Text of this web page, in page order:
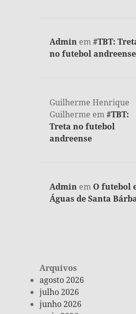
Admin em#TBT:
no futebol andreense
Guilherme Henrique
Guilherme em#TBT:
Treta no futebol
andreense
Admin em O futebol
Águas de Santa
Arquivos
agosto 2026
julho 2026
junho 2026